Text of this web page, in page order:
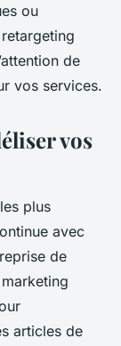
ou
de
vos services.
vos
plus
avec
de
articles de